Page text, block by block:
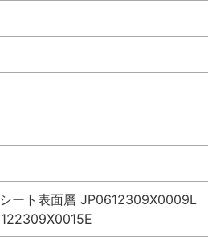
ート表面層 JP0612309X0009L